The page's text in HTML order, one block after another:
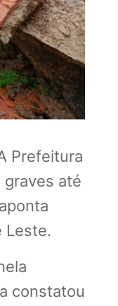
Prefeitura
até
Leste.
constatou